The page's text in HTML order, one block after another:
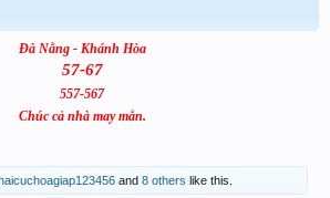
Đà Nẵng - Khánh Hòa
57-67
557-567
Chúc cả nhà may mắn.
and 8 others like this.